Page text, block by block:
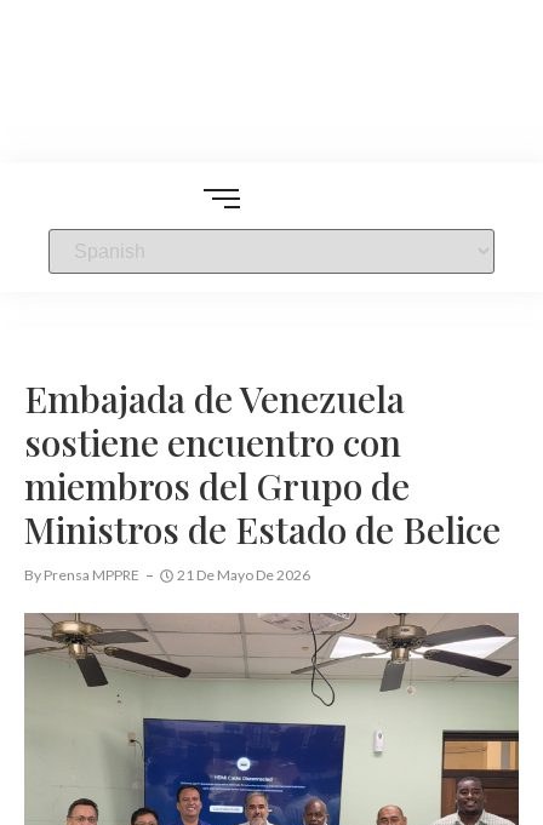
Embajada de Venezuela
sostiene encuentro con
miembros del Grupo de
Ministros de Estado de Belice
By Prensa MPPRE 21 De Mayo De 2026